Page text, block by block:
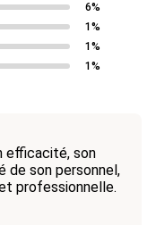
6%
1%
1%
1%
efficacité, son
de son personnel,
professionnelle.